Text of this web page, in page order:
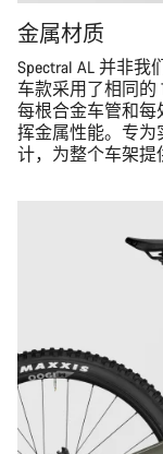
金属材质
Spectral AL 并非
车款采用了相同的
每根合金车管和每
挥金属性能。专为
计，为整个车架提